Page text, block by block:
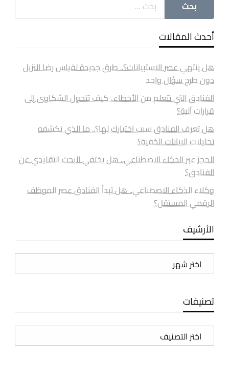
أحدث المقالات
هل ينتهي عصر الاستبيانات؟.. طرق جديدة لقياس رضا النزيل
دون طرح سؤال واحد
الفنادق التي تتعلم من الأخطاء.. كيف تتحول الشكاوى إلى
قرارات آلية؟
هل تعرف الفنادق سبب اختيارك لها؟.. ما الذي تكشفه
تحليلات البيانات الخفية؟
الحجز عبر الذكاء الاصطناعي.. هل يختفي البحث التقليدي عن
الفنادق؟
وكلاء الذكاء الاصطناعي.. هل تبدأ الفنادق عصر الموظف
الرقمي المستقل؟
الأرشيف
الأرشيف
تصنيفات
تصنيفات